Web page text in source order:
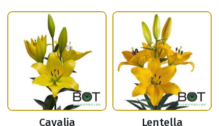
Cavalia Lentella